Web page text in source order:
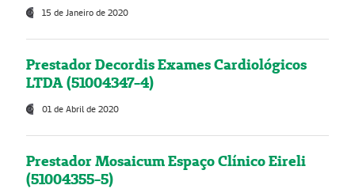
15 de Janeiro de 2020
Prestador Decordis Exames Cardiológicos
LTDA (51004347-4)
01 de Abril de 2020
Prestador Mosaicum Espaço Clínico Eireli
(51004355-5)